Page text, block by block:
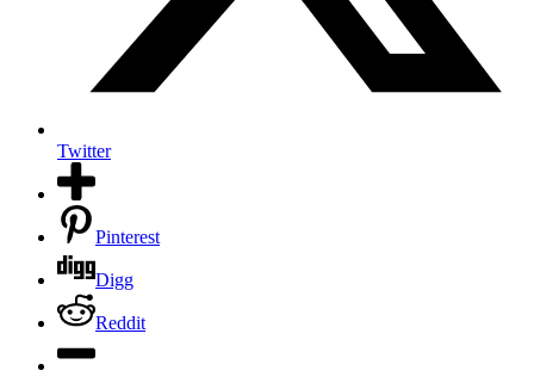
Twitter
Pinterest
Digg
Reddit